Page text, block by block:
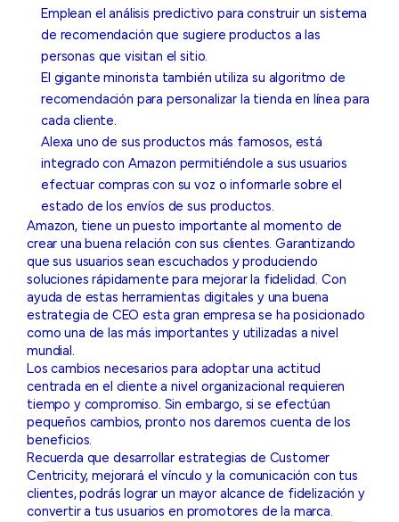
Emplean el análisis predictivo para construir un sistema
de recomendación que sugiere productos a las
personas que visitan el sitio.
El gigante minorista también utiliza su algoritmo de
recomendación para personalizar la tienda en línea para
cada cliente.
Alexa uno de sus productos más famosos, está
integrado con Amazon permitiéndole a sus usuarios
efectuar compras con su voz o informarle sobre el
estado de los envíos de sus productos.
Amazon, tiene un puesto importante al momento de
crear una buena relación con sus clientes. Garantizando
que sus usuarios sean escuchados y produciendo
soluciones rápidamente para mejorar la fidelidad. Con
ayuda de estas herramientas digitales y una buena
estrategia de CEO esta gran empresa se ha posicionado
como una de las más importantes y utilizadas a nivel
mundial.
Los cambios necesarios para adoptar una actitud
centrada en el cliente a nivel organizacional requieren
tiempo y compromiso. Sin embargo, si se efectúan
pequeños cambios, pronto nos daremos cuenta de los
beneficios.
Recuerda que desarrollar estrategias de Customer
Centricity, mejorará el vínculo y la comunicación con tus
clientes, podrás lograr un mayor alcance de fidelización y
convertir a tus usuarios en promotores de la marca.